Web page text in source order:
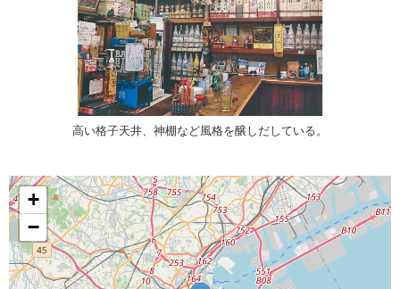
高い格子天井、神棚など風格を醸しだしている。
+
−